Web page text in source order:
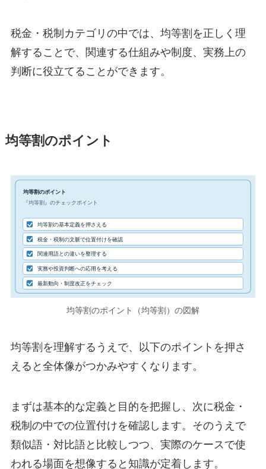
税金・税制カテゴリの中では、均等割を正しく理
解することで、関連する仕組みや制度、実務上の
判断に役立てることができます。
均等割のポイント
均等割のポイント
『均等割』のチェックポイント
均等割の基本定義を押さえる
税金・税制の文脈で位置付けを確認
関連用語との違いを整理する
実務や投資判断への応用を考える
最新動向・制度改正をチェック
均等割のポイント（均等割）の図解
均等割を理解するうえで、以下のポイントを押さ
えると全体像がつかみやすくなります。
まずは基本的な定義と目的を把握し、次に税金・
税制の中での位置付けを確認します。そのうえで
類似語・対比語と比較しつつ、実際のケースで使
われる場面を想像すると知識が定着します。